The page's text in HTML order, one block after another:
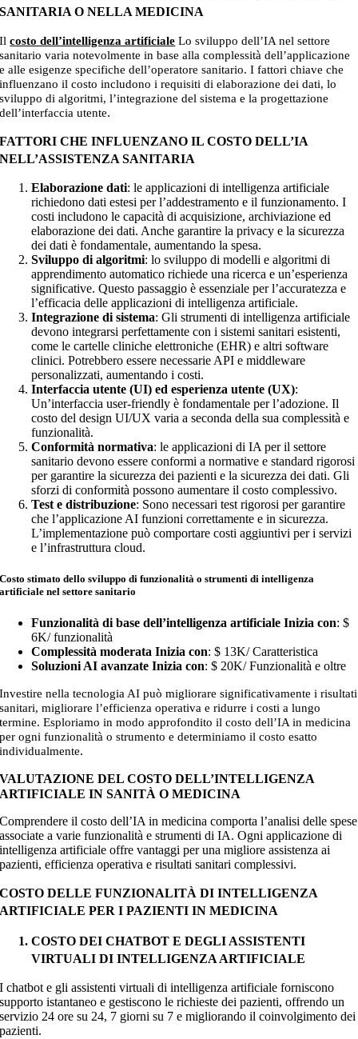
SANITARIA O NELLA MEDICINA
Ilcosto dell’intelligenza artificiale Lo sviluppo dell’IA nel settore
sanitario varia notevolmente in base alla complessità dell’applicazione
e alle esigenze specifiche dell’operatore sanitario. I fattori chiave che
influenzano il costo includono i requisiti di elaborazione dei dati, lo
sviluppo di algoritmi, l’integrazione del sistema e la progettazione
dell’interfaccia utente.
FATTORI CHE INFLUENZANO IL COSTO DELL’IA
NELL’ASSISTENZA SANITARIA
Elaborazione dati: le applicazioni di intelligenza artificiale
richiedono dati estesi per l’addestramento e il funzionamento. I
costi includono le capacità di acquisizione, archiviazione ed
elaborazione dei dati. Anche garantire la privacy e la sicurezza
dei dati è fondamentale, aumentando la spesa.
Sviluppo di algoritmi: lo sviluppo di modelli e algoritmi di
apprendimento automatico richiede una ricerca e un’esperienza
significative. Questo passaggio è essenziale per l’accuratezza e
l’efficacia delle applicazioni di intelligenza artificiale.
Integrazione di sistema: Gli strumenti di intelligenza artificiale
devono integrarsi perfettamente con i sistemi sanitari esistenti,
come le cartelle cliniche elettroniche (EHR) e altri software
clinici. Potrebbero essere necessarie API e middleware
personalizzati, aumentando i costi.
Interfaccia utente (UI) ed esperienza utente (UX):
Un’interfaccia user-friendly è fondamentale per l’adozione. Il
costo del design UI/UX varia a seconda della sua complessità e
funzionalità.
Conformità normativa: le applicazioni di IA per il settore
sanitario devono essere conformi a normative e standard rigorosi
per garantire la sicurezza dei pazienti e la sicurezza dei dati. Gli
sforzi di conformità possono aumentare il costo complessivo.
Test e distribuzione: Sono necessari test rigorosi per garantire
che l’applicazione AI funzioni correttamente e in sicurezza.
L’implementazione può comportare costi aggiuntivi per i servizi
e l’infrastruttura cloud.
Costo stimato dello sviluppo di funzionalità o strumenti di intelligenza
artificiale nel settore sanitario
Funzionalità di base dell’intelligenza artificiale Inizia con: $
6K/ funzionalità
Complessità moderata Inizia con: $ 13K/ Caratteristica
Soluzioni AI avanzate Inizia con: $ 20K/ Funzionalità e oltre
Investire nella tecnologia AI può migliorare significativamente i risultati
sanitari, migliorare l’efficienza operativa e ridurre i costi a lungo
termine. Esploriamo in modo approfondito il costo dell’IA in medicina
per ogni funzionalità o strumento e determiniamo il costo esatto
individualmente.
VALUTAZIONE DEL COSTO DELL’INTELLIGENZA
ARTIFICIALE IN SANITÀ O MEDICINA
Comprendere il costo dell’IA in medicina comporta l’analisi delle spese
associate a varie funzionalità e strumenti di IA. Ogni applicazione di
intelligenza artificiale offre vantaggi per una migliore assistenza ai
pazienti, efficienza operativa e risultati sanitari complessivi.
COSTO DELLE FUNZIONALITÀ DI INTELLIGENZA
ARTIFICIALE PER I PAZIENTI IN MEDICINA
COSTO DEI CHATBOT E DEGLI ASSISTENTI
VIRTUALI DI INTELLIGENZA ARTIFICIALE
I chatbot e gli assistenti virtuali di intelligenza artificiale forniscono
supporto istantaneo e gestiscono le richieste dei pazienti, offrendo un
servizio 24 ore su 24, 7 giorni su 7 e migliorando il coinvolgimento dei
pazienti.